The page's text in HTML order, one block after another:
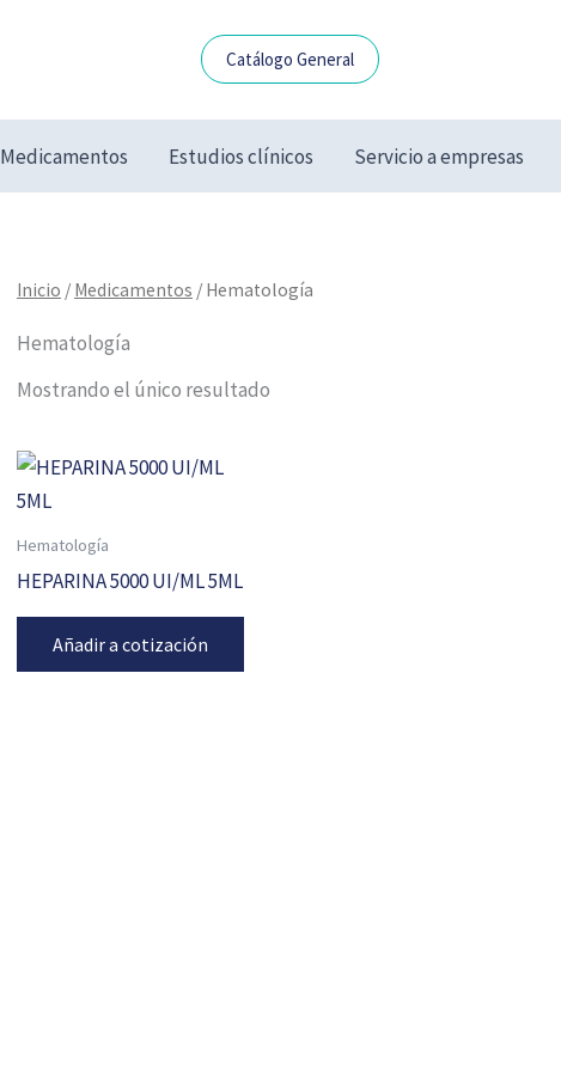
Catálogo General
Medicamentos Estudios clínicos Servicio a empresas
Inicio / Medicamentos / Hematología
Hematología
Mostrando el único resultado
Hematología
HEPARINA 5000 UI/ML 5ML
Añadir a cotización